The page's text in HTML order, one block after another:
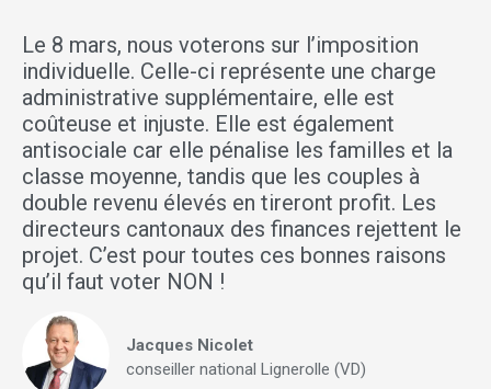
Le 8 mars, nous voterons sur l’imposition
individuelle. Celle-ci représente une charge
administrative supplémentaire, elle est
coûteuse et injuste. Elle est également
antisociale car elle pénalise les familles et la
classe moyenne, tandis que les couples à
double revenu élevés en tireront profit. Les
directeurs cantonaux des finances rejettent le
projet. C’est pour toutes ces bonnes raisons
qu’il faut voter NON !
Jacques Nicolet
conseiller national Lignerolle (VD)